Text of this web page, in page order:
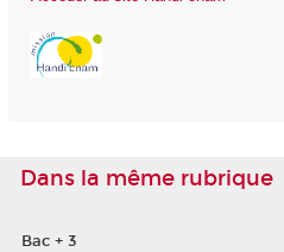
Dans la même rubrique
Bac + 3